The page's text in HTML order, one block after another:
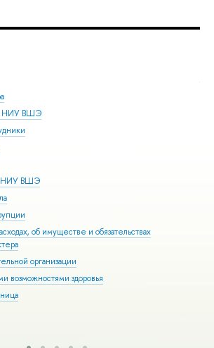
в НИУ ВШЭ
НИУ ВШЭ
об имуществе и обязательствах
организации
возможностями здоровья